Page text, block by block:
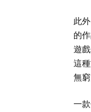
此
的
遊
這
無
一